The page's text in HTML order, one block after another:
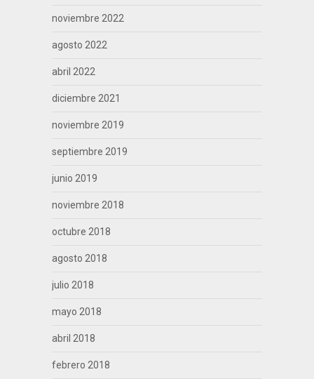
noviembre 2022
agosto 2022
abril 2022
diciembre 2021
noviembre 2019
septiembre 2019
junio 2019
noviembre 2018
octubre 2018
agosto 2018
julio 2018
mayo 2018
abril 2018
febrero 2018